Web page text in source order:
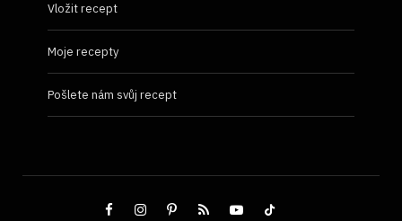
Vložit recept
Moje recepty
Pošlete nám svůj recept